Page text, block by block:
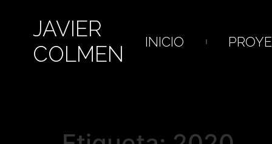
JAVIER
COLMEN
INICIO